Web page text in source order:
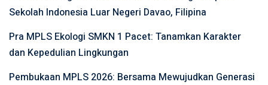
Sekolah Indonesia Luar Negeri Davao, Filipina
Pra MPLS Ekologi SMKN 1 Pacet: Tanamkan Karakter
dan Kepedulian Lingkungan
Pembukaan MPLS 2026: Bersama Mewujudkan Generasi